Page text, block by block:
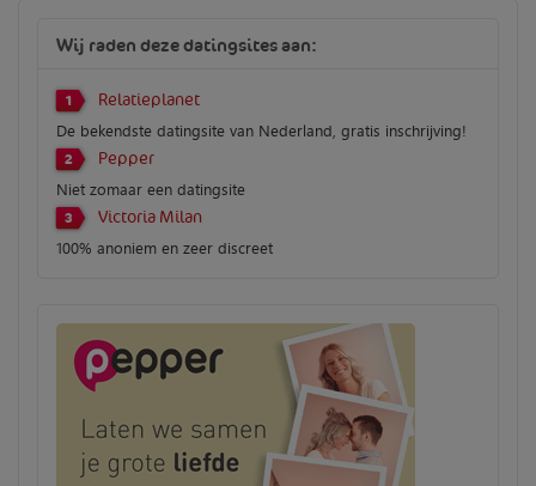
Wij raden deze datingsites aan:
1 Relatieplanet
De bekendste datingsite van Nederland, gratis inschrijving!
2 Pepper
Niet zomaar een datingsite
3 Victoria Milan
100% anoniem en zeer discreet